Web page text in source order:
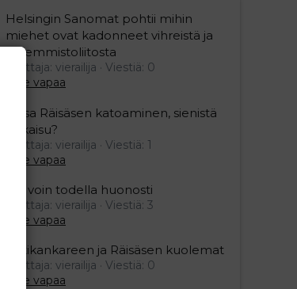
Helsingin Sanomat pohtii mihin
miehet ovat kadonneet vihreistä ja
vasemmistoliitosta
Aloittaja: vierailija
Viestiä: 0
Aihe vapaa
Raisa Räisäsen katoaminen, sienistä
ratkaisu?
Aloittaja: vierailija
Viestiä: 1
Aihe vapaa
Mä voin todella huonosti
Aloittaja: vierailija
Viestiä: 3
Aihe vapaa
Ristikankareen ja Räisäsen kuolemat
Aloittaja: vierailija
Viestiä: 0
Aihe vapaa